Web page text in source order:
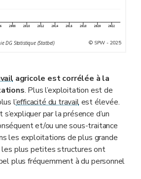
DG Statistique (Statbel) © SPW - 2025
agricole est corrélée à la
. Plus l’exploitation est de
l’efficacité du travailest élevée.
par la présence d’un
et/ou une sous-traitance
les exploitations de plus grande
les plus petites structures ont
plus fréquemment à du personnel